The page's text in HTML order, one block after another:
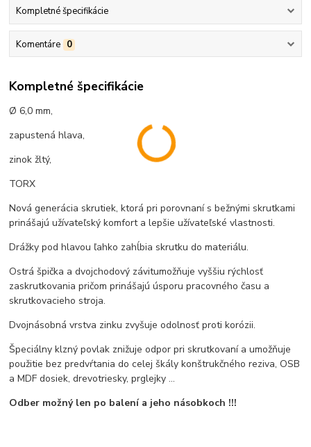
Kompletné špecifikácie
Komentáre 0
Kompletné špecifikácie
Ø 6,0 mm,
zapustená hlava,
zinok žltý,
TORX
Nová generácia skrutiek, ktorá pri porovnaní s bežnými skrutkami
prinášajú užívateľský komfort a lepšie užívateľské vlastnosti.
Drážky pod hlavou ľahko zahĺbia skrutku do materiálu.
Ostrá špička a dvojchodový závitumožňuje vyššiu rýchlosť
zaskrutkovania pričom prinášajú úsporu pracovného času a
skrutkovacieho stroja.
Dvojnásobná vrstva zinku zvyšuje odolnosť proti korózii.
Špeciálny klzný povlak znižuje odpor pri skrutkovaní a umožňuje
použitie bez predvŕtania do celej škály konštrukčného reziva, OSB
a MDF dosiek, drevotriesky, prglejky ...
Odber možný len po balení a jeho násobkoch !!!